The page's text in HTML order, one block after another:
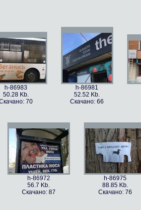
h-86983
50.28 Kb.
70
h-86981
52.52 Kb.
Скачано: 66
h-86972
56.7 Kb.
Скачано: 87
h-86975
88.85 Kb.
Скачано: 76